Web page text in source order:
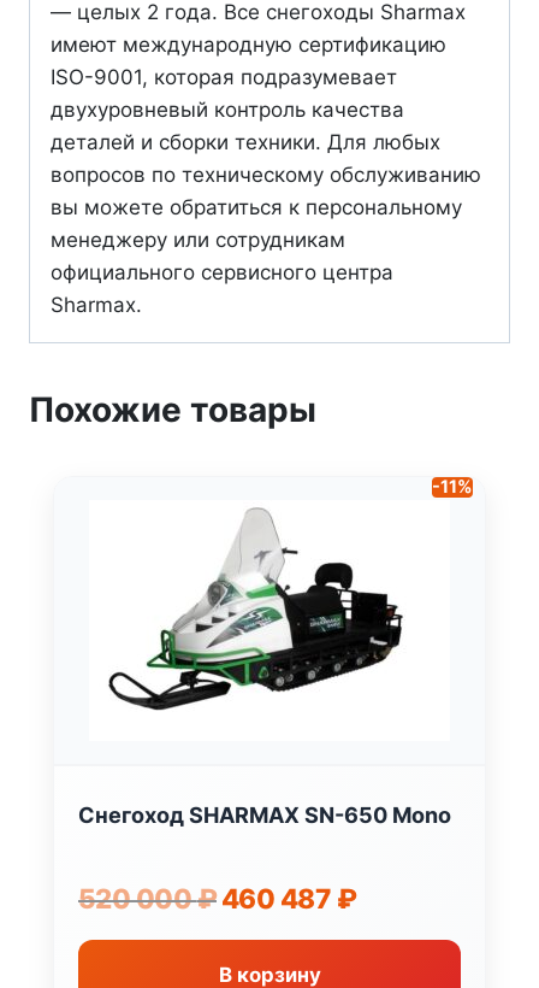
— целых 2 года. Все снегоходы Sharmax
имеют международную сертификацию
ISO-9001, которая подразумевает
двухуровневый контроль качества
деталей и сборки техники. Для любых
вопросов по техническому обслуживанию
вы можете обратиться к персональному
менеджеру или сотрудникам
официального сервисного центра
Sharmax.
Похожие товары
-11%
Снегоход SHARMAX SN-650 Mono
520 000₽ Первоначальная
цена
составляла
520
460 487 ₽Текущая
460
В корзину